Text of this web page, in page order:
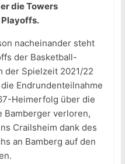
die Towers
nacheinander steht
der Basketball-
der Spielzeit 2021/22
Endrundenteilnahme
Heimerfolg über die
Bamberger verloren,
Crailsheim dank des
an Bamberg auf den